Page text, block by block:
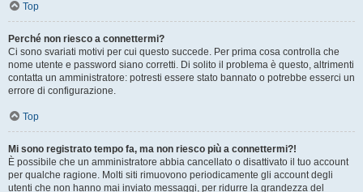
Top
Perché non riesco a connettermi?
Ci sono svariati motivi per cui questo succede. Per prima cosa controlla che
nome utente e password siano corretti. Di solito il problema è questo, altrimenti
contatta un amministratore: potresti essere stato bannato o potrebbe esserci un
errore di configurazione.
Top
Mi sono registrato tempo fa, ma non riesco più a connettermi?!
È possibile che un amministratore abbia cancellato o disattivato il tuo account
per qualche ragione. Molti siti rimuovono periodicamente gli account degli
utenti che non hanno mai inviato messaggi, per ridurre la grandezza del